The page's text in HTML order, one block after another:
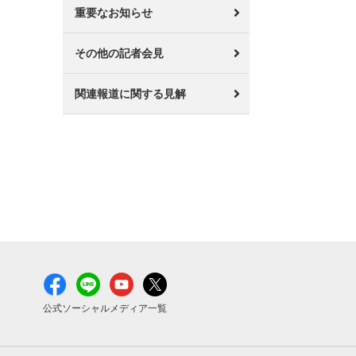
重要なお知らせ
その他の記者会見
関連報道に関する見解
公式ソーシャルメディア一覧